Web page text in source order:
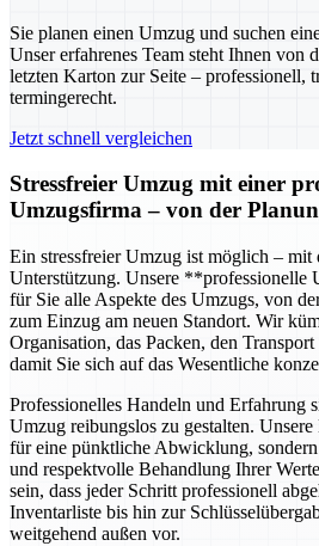
Sie planen einen Umzug und suchen
Unser erfahrenes Team steht Ihnen von
letzten Karton zur Seite – professionell,
termingerecht.
Jetzt schnell vergleichen
Stressfreier Umzug mit einer
Umzugsfirma – von der
Ein stressfreier Umzug ist möglich – mit
Unterstützung. Unsere **professionelle
für Sie alle Aspekte des Umzugs, von
zum Einzug am neuen Standort. Wir
Organisation, das Packen, den
damit Sie sich auf das Wesentliche
Professionelles Handeln und Erfahrung
Umzug reibungslos zu gestalten.
für eine pünktliche Abwicklung,
und respektvolle Behandlung Ihrer
sein, dass jeder Schritt professionell
Inventarliste bis hin zur
weitgehend außen vor.